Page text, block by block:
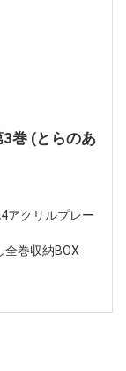
巻 (とらのあ
アクリルプレー
全巻収納BOX